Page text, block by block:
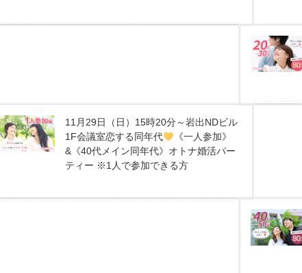
11月29日（日）15時20分～岩出NDビル
1F会議室恋する同年代
《一人参加》
&《40代メイン同年代》オトナ婚活パー
ティー ※1人で参加できる方